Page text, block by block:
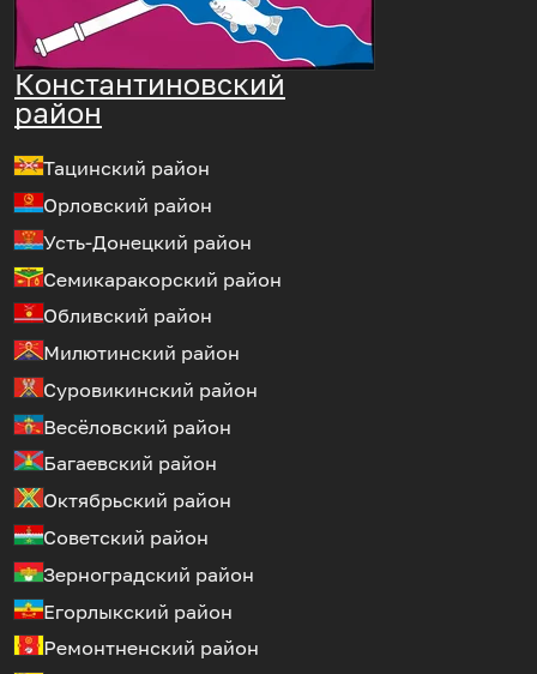
Константиновский
район
Тацинский район
Орловский район
Усть-Донецкий район
Семикаракорский район
Обливский район
Милютинский район
Суровикинский район
Весёловский район
Багаевский район
Октябрьский район
Советский район
Зерноградский район
Егорлыкский район
Ремонтненский район